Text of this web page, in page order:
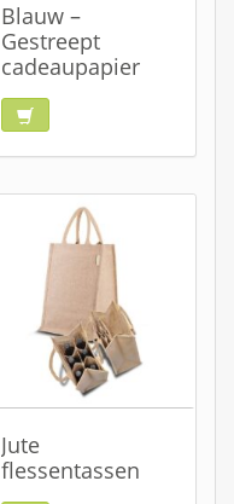
Blauw –
Gestreept
cadeaupapier
Jute
flessentassen